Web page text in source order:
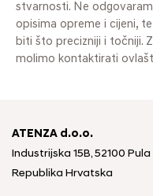
stvarnosti. Ne
opisima opreme i cijeni,
biti što precizniji i točniji.
molimo kontaktirati
ATENZA d.o.o.
Industrijska 15B, 52100 Pula
Republika Hrvatska